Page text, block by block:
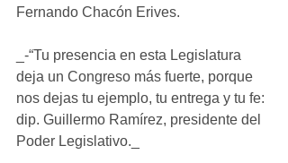
Fernando Chacón Erives.
_-“Tu presencia en esta Legislatura
deja un Congreso más fuerte, porque
nos dejas tu ejemplo, tu entrega y tu fe:
dip. Guillermo Ramírez, presidente del
Poder Legislativo._